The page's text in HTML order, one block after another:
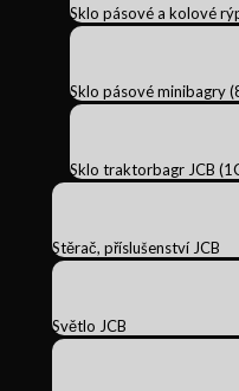
Sklo pásové a kolové
Sklo pásové minibagry
Sklo traktorbagr JCB
Stěrač, příslušenství JCB
Světlo JCB